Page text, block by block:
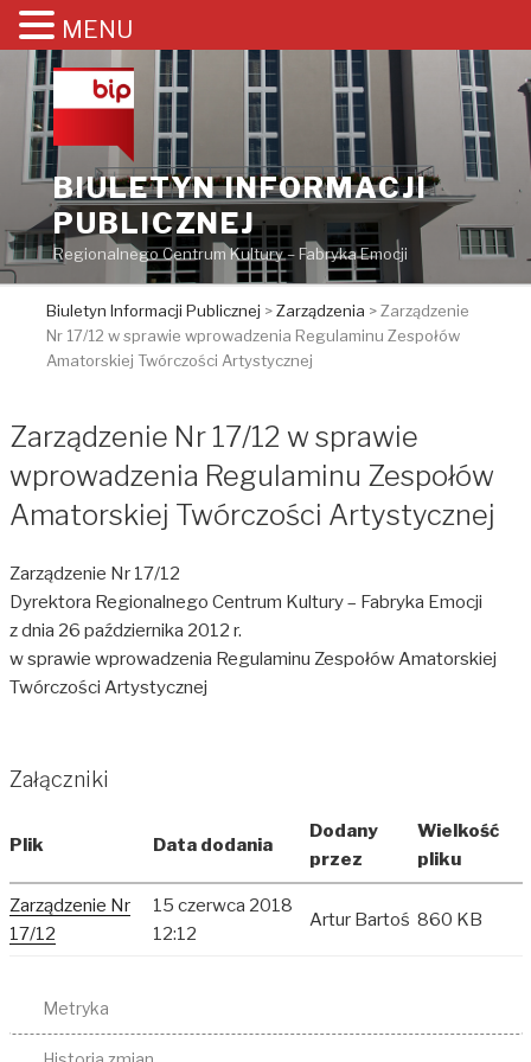
Przejdź
treści
BIULETYN INFORMACJI
PUBLICZNEJ
Regionalnego Centrum Kultury – Fabryka Emocji
Biuletyn Informacji Publicznej >Zarządzenia >Zarządzenie
Nr 17/12 w sprawie wprowadzenia Regulaminu Zespołów
Amatorskiej Twórczości Artystycznej
Zarządzenie Nr 17/12 w sprawie
wprowadzenia Regulaminu Zespołów
Amatorskiej Twórczości Artystycznej
Zarządzenie Nr 17/12
Dyrektora Regionalnego Centrum Kultury – Fabryka Emocji
z dnia 26 października 2012 r.
w sprawie wprowadzenia Regulaminu Zespołów Amatorskiej
Twórczości Artystycznej
Załączniki
Plik Data dodania
Dodany
przez
Wielkość
pliku
Zarządzenie Nr
17/12
15 czerwca 2018
12:12
Artur Bartoś 860 KB
Metryka
MENU